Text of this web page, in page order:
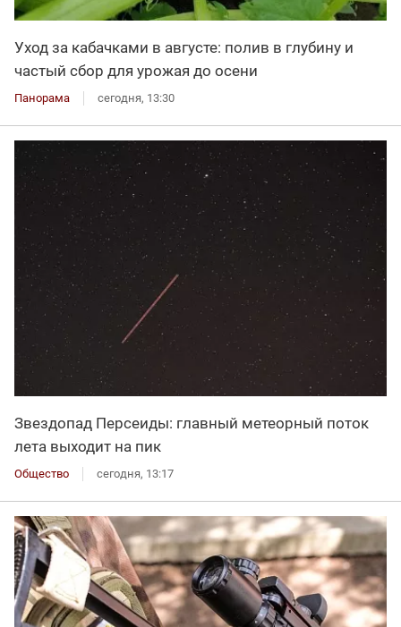
Уход за кабачками в августе: полив в глубину и
частый сбор для урожая до осени
Панорама сегодня, 13:30
Звездопад Персеиды: главный метеорный поток
лета выходит на пик
Общество сегодня, 13:17